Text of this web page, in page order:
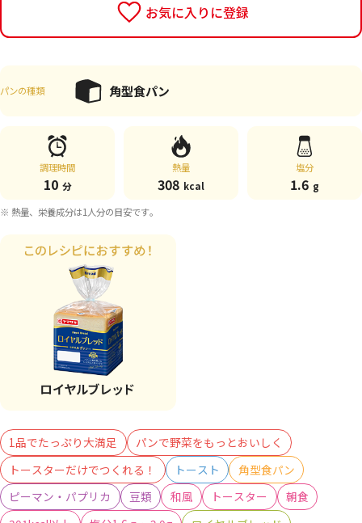
お気に入りに登録
パンの種類 角型食パン
調理時間
10 分
熱量
308 kcal
塩分
1.6 g
※ 熱量、栄養成分は1人分の目安です。
1品でたっぷり大満足
パンで野菜をもっとおいしく
トースターだけでつくれる！
トースト
角型食パン
ピーマン・パプリカ
豆類 和風 トースター
朝食